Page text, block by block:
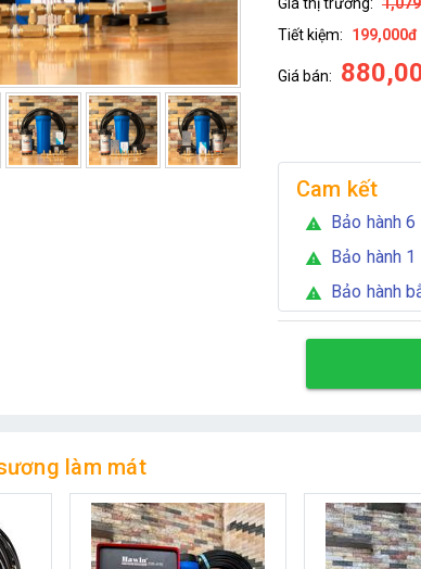
Tiết kiệm:
199,000đ
Giá bán:
Cam kết
warning Bảo hành 6
warning Bảo hành
warning Bảo hành
làm mát